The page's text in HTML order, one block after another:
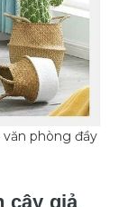
phòng đầy
cây giả